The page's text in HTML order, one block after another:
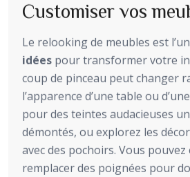
Customiser vos
Le relooking de meubles est
idées pour transformer votre
coup de pinceau peut changer
l’apparence d’une table ou
pour des teintes audacieuses
démontés, ou explorez les
avec des pochoirs. Vous
remplacer des poignées pour